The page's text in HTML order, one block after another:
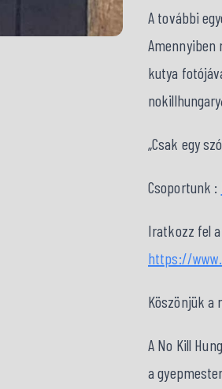
A további
Amennyiben
kutya
„Csak egy
Csoportunk :
Iratkozz fel
https://
Köszönjük a
A No Kill
a